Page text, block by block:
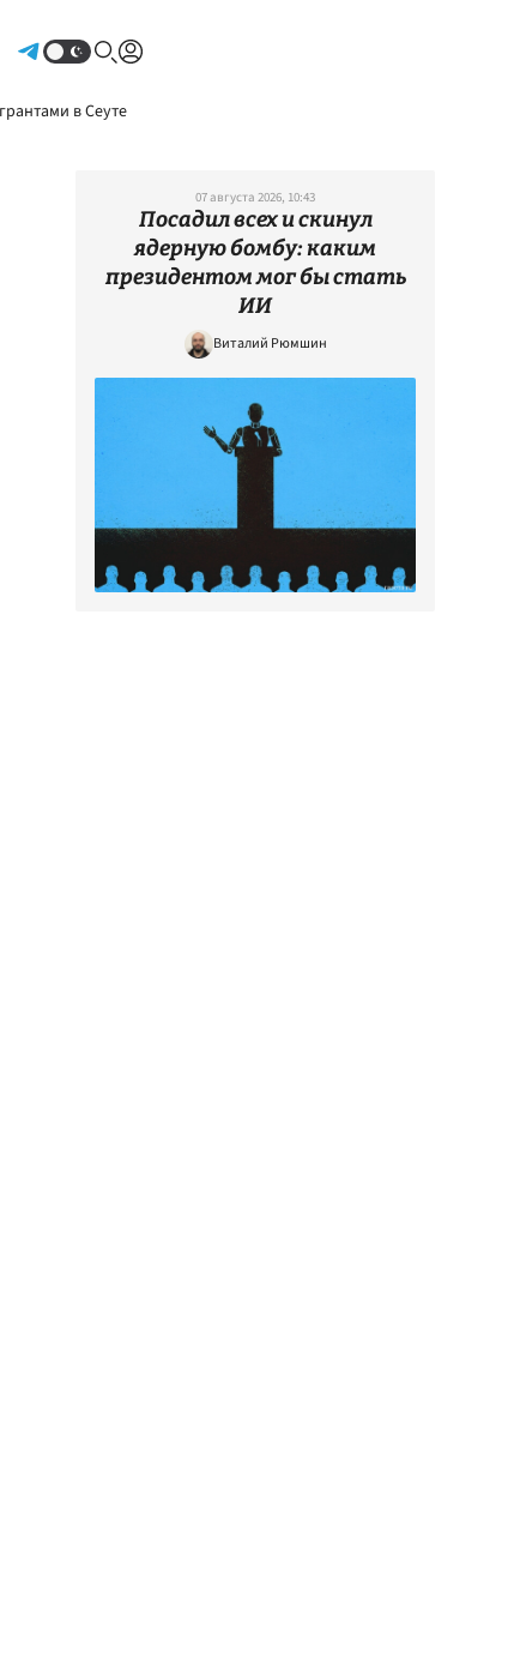
в Сеуте
07 августа 2026, 10:43
Посадил всех и скинул
ядерную бомбу: каким
президентом мог бы стать
ИИ
Виталий Рюмшин